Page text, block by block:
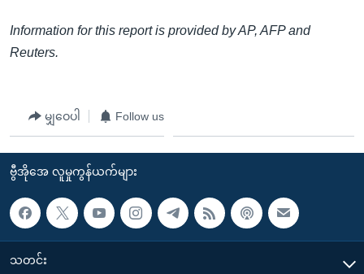
Information for this report is provided by AP, AFP and
Reuters.
မျှဝေပါ Follow us
ဗွီအိုအေ လူမှုကွန်ယက်များ
သတင်း